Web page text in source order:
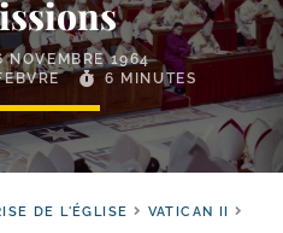
NOVEMBRE 1964
6 MINUTES
DE L'ÉGLISE
VATICAN II